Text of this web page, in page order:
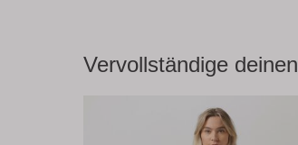
Vervollständige deinen